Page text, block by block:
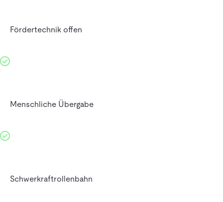
Fördertechnik offen
Menschliche Übergabe
Schwerkraftrollenbahn